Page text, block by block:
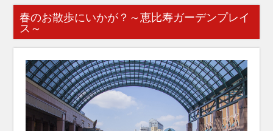
春のお散歩にいかが？～恵比寿ガーデンプレイ
ス～